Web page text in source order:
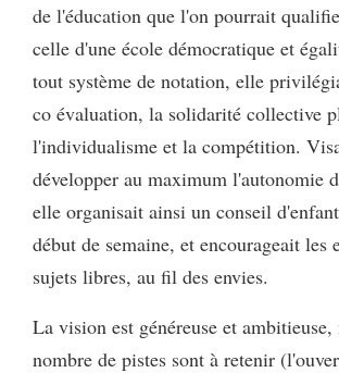
de l'éducation que l'on pourrait
celle d'une école démocratique et
tout système de notation, elle
co évaluation, la solidarité collective
l'individualisme et la compétition.
développer au maximum l'autonomie
elle organisait ainsi un conseil
début de semaine, et encourageait les
sujets libres, au fil des envies.
La vision est généreuse et
nombre de pistes sont à retenir